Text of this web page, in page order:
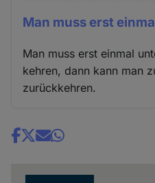
Man muss erst
Man muss erst einmal
kehren, dann kann man
zurückkehren.
Share